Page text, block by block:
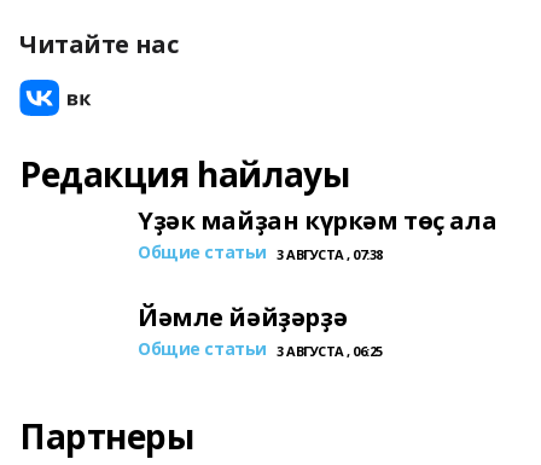
Читайте нас
Редакция һайлауы
Үҙәк майҙан күркәм төҫ ала
Общие статьи 3 АВГУСТА , 07:38
Йәмле йәйҙәрҙә
Общие статьи 3 АВГУСТА , 06:25
Партнеры